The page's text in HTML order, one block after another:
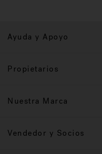
Ayuda y Apoyo
Propietarios
Nuestra Marca
Vendedor y Socios